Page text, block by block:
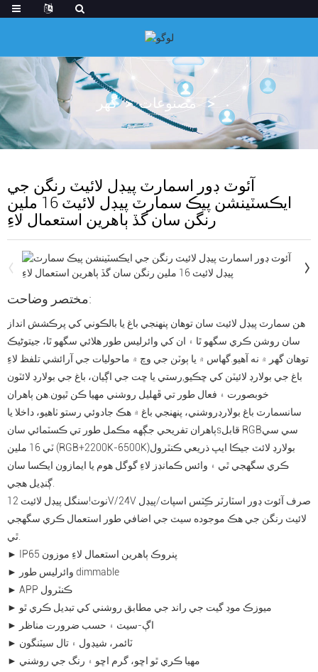
گهر مصنوعات
آئوٽ ڊور اسمارٽ پيڊل لائيٽ رنگن جي
ايڪسٽينشن پيڪ سمارٽ پيڊل لائيٽ 16 ملين
رنگن سان گڏ ٻاهرين استعمال لاءِ
مختصر وضاحت:
هن سمارٽ پيڊل لائيٽ سان توهان پنهنجي باغ يا بالڪوني کي پرڪشش انداز
سان روشن ڪري سگهو ٿا ۽ ان کي وائرليس طور هلائي سگهو ٿا، جيتوڻيڪ
توهان گهر ۾ نه آهيو.گھاس ۾ يا ٻوٽن جي وچ ۾ ماحوليات جي آرائشي تلفظ لاءِ
باغ جي بولارڊ لائيٽن کي ڇڪيو رستي يا ڇت جي اڳيان، باغ جي بولارڊ لائٽون
خوبصورت ۽ فعال طور تي ڦهليل روشني مهيا ڪن ٿيون.هن ٻاهران
سانسمارٽ باغ بولارڊروشني، پنهنجي باغ ۾ هڪ جادوئي رستو ٺاهيو، داخلا يا
ٻاهران تفريحي جڳهه مڪمل طور تي ڪسٽمائي سانs قابل RGBسي سي
ٽي 16 ملين (RGB+2200K-6500K)بولارڊ لائٽ جيڪا ايپ ذريعي ڪنٽرول
ڪري سگهجي ٿي ۽ وائس ڪمانڊز لاءِ گوگل هوم يا ايمازون ايڪسا سان
نوٽ!سنگل پيڊل لائيٽ 12V/24V صرف آئوٽ ڊور اسٽارٽر ڪِٽس اسپاٽ/پيڊل
لائيٽ رنگن جي هڪ موجوده سيٽ جي اضافي طور استعمال ڪري سگهجي
► IP65 پنروڪ ٻاهرين استعمال لاءِ موزون
► وائرليس طور dimmable
► APP ڪنٽرول
► ميوزڪ موڊ گيت جي راند جي مطابق روشني کي تبديل ڪري ٿو
► اڳ-سيٽ ۽ حسب ضرورت مناظر
► ٽائمر، شيڊول ۽ تال سيٽنگون
► مهيا ڪري ٿو اڇو، گرم اڇو ۽ رنگ جي روشني